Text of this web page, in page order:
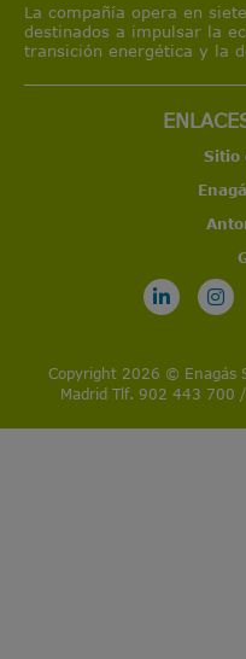
La compañía opera en
destinados a impulsar la
transición energética y la
Sitio
Copyright 2026 © Enagás
Madrid Tlf. 902 443